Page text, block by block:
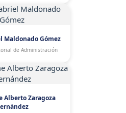
Maldonado Gómez
de Administración
Alberto Zaragoza